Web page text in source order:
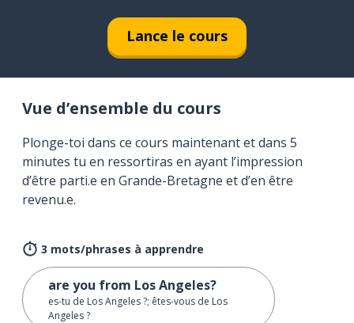
Lance le cours
Vue d’ensemble du cours
Plonge-toi dans ce cours maintenant et dans 5
minutes tu en ressortiras en ayant l’impression
d’être parti.e en Grande-Bretagne et d’en être
revenu.e.
3 mots/phrases à apprendre
are you from Los Angeles?
es-tu de Los Angeles ?; êtes-vous de Los
Angeles ?